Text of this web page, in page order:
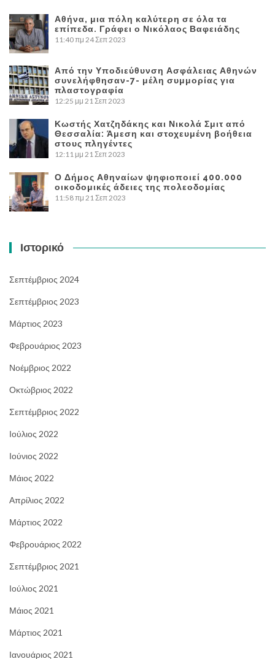
Αθήνα, μια πόλη καλύτερη σε όλα τα
επίπεδα. Γράφει ο Νικόλαος Βαφειάδης
11:40 πμ 24 Σεπ 2023
Από την Υποδιεύθυνση Ασφάλειας Αθηνών
συνελήφθησαν-7- μέλη συμμορίας για
πλαστογραφία
12:25 μμ 21 Σεπ 2023
Κωστής Χατζηδάκης και Νικολά Σμιτ από
Θεσσαλία: Άμεση και στοχευμένη βοήθεια
στους πληγέντες
12:11 μμ 21 Σεπ 2023
Ο Δήμος Αθηναίων ψηφιοποιεί 400.000
οικοδομικές άδειες της πολεοδομίας
11:58 πμ 21 Σεπ 2023
Ιστορικό
Σεπτέμβριος 2024
Σεπτέμβριος 2023
Μάρτιος 2023
Φεβρουάριος 2023
Νοέμβριος 2022
Οκτώβριος 2022
Σεπτέμβριος 2022
Ιούλιος 2022
Ιούνιος 2022
Μάιος 2022
Απρίλιος 2022
Μάρτιος 2022
Φεβρουάριος 2022
Σεπτέμβριος 2021
Ιούλιος 2021
Μάιος 2021
Μάρτιος 2021
Ιανουάριος 2021